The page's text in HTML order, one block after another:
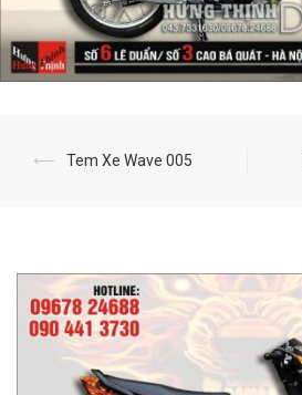
Post
⟵ Tem Xe Wave 005